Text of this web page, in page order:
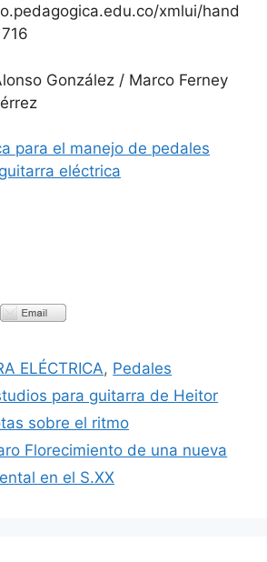
xmlui/hand
González / Marco Ferney
para el manejo de pedales
eléctrica
ELÉCTRICA, Pedales
para guitarra de Heitor
sobre el ritmo
Florecimiento de una nueva
en el S.XX